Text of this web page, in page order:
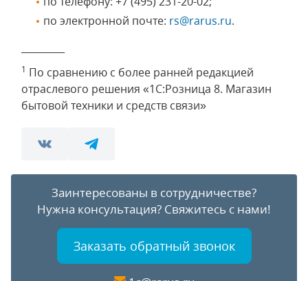
по электронной почте: rs@rarus.ru.
1 По сравнению с более ранней редакцией
отраслевого решения «1С:Розница 8. Магазин
бытовой техники и средств связи»
Заинтересованы в сотрудничестве?
Нужна консультация? Свяжитесь с нами!
Заказать обратный звонок